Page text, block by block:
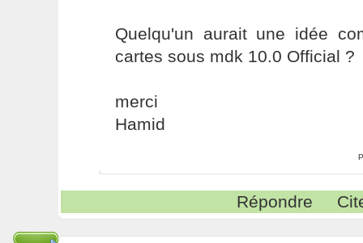
Quelqu'un aurait une idée
cartes sous mdk 10.0 Official ?
merci
Hamid
Répondre